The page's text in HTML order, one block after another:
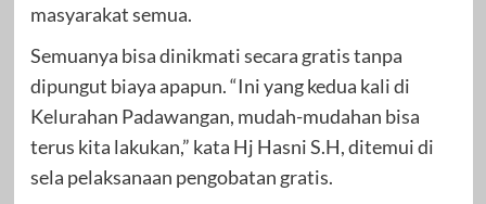
masyarakat semua.
Semuanya bisa dinikmati secara gratis tanpa
dipungut biaya apapun. “Ini yang kedua kali di
Kelurahan Padawangan, mudah-mudahan bisa
terus kita lakukan,” kata Hj Hasni S.H, ditemui di
sela pelaksanaan pengobatan gratis.